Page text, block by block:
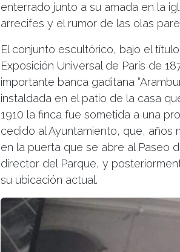
enterrado junto a su amada en la
arrecifes y el rumor de las olas
El conjunto escultórico, bajo el
Exposición Universal de París de
importante banca gaditana
instaldada en el patio de la casa
1910 la finca fue sometida a una
cedido al Ayuntamiento, que, años
en la puerta que se abre al Paseo
director del Parque, y
su ubicación actual.